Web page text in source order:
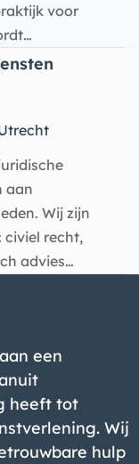
voor
aan
Wij zijn
civiel recht,
advies…
een
heeft tot
Wij
hulp